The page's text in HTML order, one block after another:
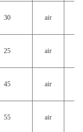
30 air
25 air
45 air
55 air